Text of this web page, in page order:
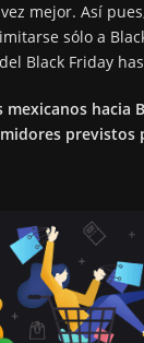
mejor. Así
sólo a
Black Friday
hacia
previstos